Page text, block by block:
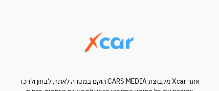
אתר Xcar מקבוצת CARS MEDIA הוקם במטרה לאתר, לבחון ולרכז